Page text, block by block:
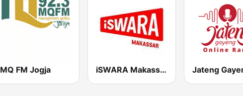
MQ FM Jogja iSWARA Makassar